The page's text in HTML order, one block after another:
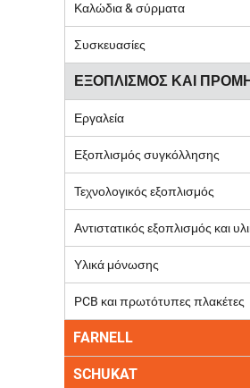
Καλώδια & σύρματα
Συσκευασίες
ΕΞΟΠΛΙΣΜΟΣ ΚΑΙ
Εργαλεία
Εξοπλισμός συγκόλλησης
Τεχνολογικός εξοπλισμός
Αντιστατικός εξοπλισμός και
Υλικά μόνωσης
PCB και πρωτότυπες πλακέτες
FARNELL
SCHUKAT